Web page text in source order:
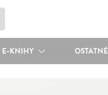
E-KNIHY OSTATNÉ